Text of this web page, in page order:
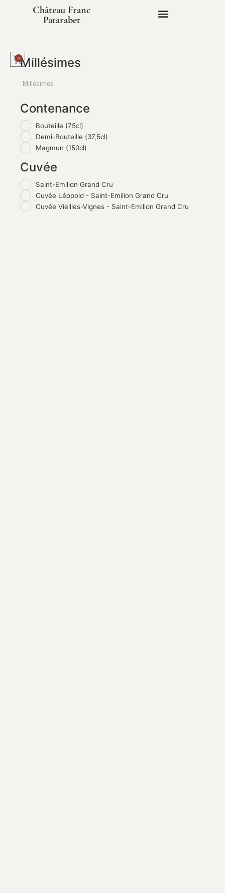
Château Franc
Patarabet
Millésimes
Contenance
Bouteille (75cl)
Demi-Bouteille (37,5cl)
Magmun (150cl)
Cuvée
Saint-Emilion Grand Cru
Cuvée Léopold - Saint-Emilion Grand Cru
Cuvée Vieilles-Vignes - Saint-Emilion Grand Cru
0